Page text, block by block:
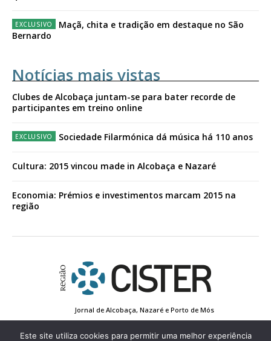
Maçã, chita e tradição em destaque no São
Bernardo
Notícias mais vistas
Clubes de Alcobaça juntam-se para bater recorde de
participantes em treino online
Sociedade Filarmónica dá música há 110 anos
Cultura: 2015 vincou made in Alcobaça e Nazaré
Economia: Prémios e investimentos marcam 2015 na
região
Jornal de Alcobaça, Nazaré e Porto de Mós
Estatuto Editorial
Contactos
Política de Privacidade
Conta de Registo
Edição Impressa
Este site utiliza cookies para permitir uma melhor experiência